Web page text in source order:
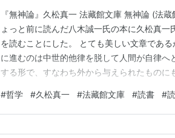
『無神論』久松真一 法藏館文庫 無神論 (法
ょっと前に読んだ八木誠一氏の本に久松真
を読むことにした。 とても美しい文章であ
に進むのは中世的他律を脱して人間が自律
する形で、すなわち外から与えられたものに
谷大学に縁のある人だった。 「悟りーーー
て、まあそういう見方もあるけどど…
#哲学 #久松真一 #法藏館文庫 #読書 #